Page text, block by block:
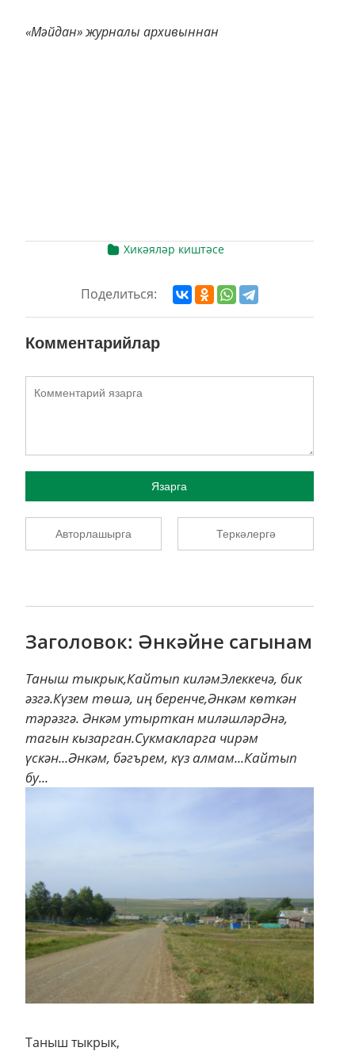
«Мәйдан» журналы архивыннан
Хикәяләр киштәсе
Поделиться:
Комментарийлар
Язарга
Авторлашырга Теркәлергә
Заголовок: Әнкәйне сагынам
Таныш тыкрык,Кайтып киләмЭлеккечә, бик
әзгә.Күзем төшә, иң беренче,Әнкәм көткән
тәрәзгә. Әнкәм утырткан миләшләрӘнә,
тагын кызарган.Сукмакларга чирәм
үскән...Әнкәм, бәгърем, күз алмам...Кайтып
бу...
Таныш тыкрык,